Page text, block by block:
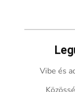
Vibe és